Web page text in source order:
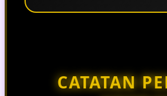
CATATAN